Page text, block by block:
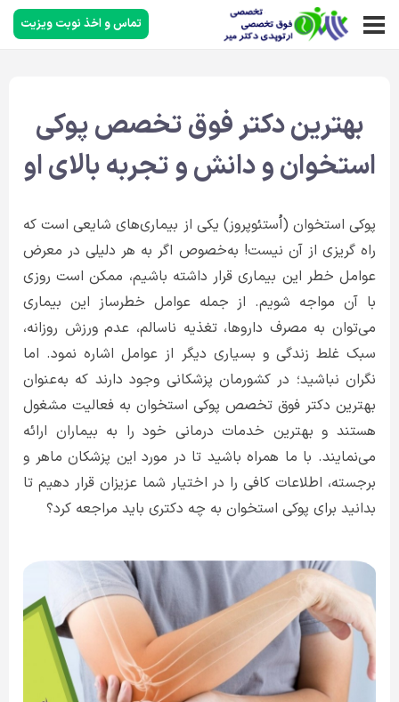
تماس و اخذ نوبت ویزیت
بهترین دکتر فوق تخصص پوکی
استخوان و دانش و تجربه بالای او
پوکی استخوان (اُستئوپروز) یکی از بیماری‌های شایعی است که
راه گریزی از آن نیست! به‌خصوص اگر به هر دلیلی در معرض
عوامل خطر این بیماری قرار داشته باشیم، ممکن است روزی
با آن مواجه شویم. از جمله عوامل خطرساز این بیماری
می‌توان به مصرف داروها، تغذیه ناسالم، عدم ورزش روزانه،
سبک غلط زندگی و بسیاری دیگر از عوامل اشاره نمود. اما
نگران نباشید؛ در کشورمان پزشکانی وجود دارند که به‌عنوان
بهترین دکتر فوق تخصص پوکی استخوان به فعالیت مشغول
هستند و بهترین خدمات درمانی خود را به بیماران ارائه
می‌نمایند. با ما همراه باشید تا در مورد این پزشکان ماهر و
برجسته، اطلاعات کافی را در اختیار شما عزیزان قرار دهیم تا
بدانید برای پوکی استخوان به چه دکتری باید مراجعه کرد؟